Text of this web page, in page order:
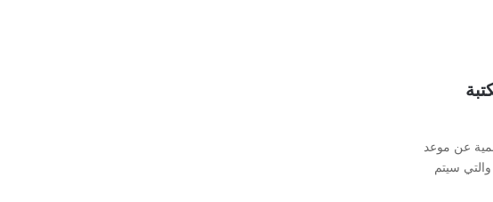
عن موعد
اختبار ميزة مكتبة الألعاب على تطبيق Xbox PC والتي سيتم